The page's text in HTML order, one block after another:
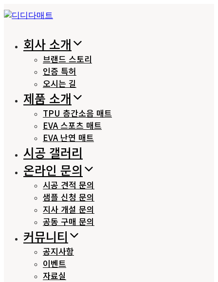
Skip
links Skip
primary
navigation
Skip
content
회사 소개
브랜드 스토리
인증 특허
오시는 길
제품 소개
TPU 층간소음 매트
EVA 스포츠 매트
EVA 난연 매트
시공 갤러리
온라인 문의
시공 견적 문의
샘플 신청 문의
지사 개설 문의
공동 구매 문의
커뮤니티
공지사항
이벤트
자료실